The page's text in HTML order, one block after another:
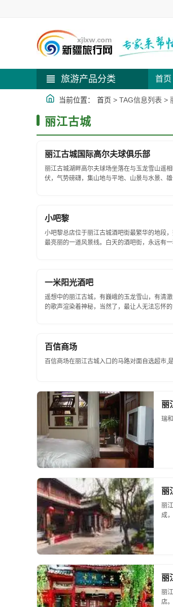
旅游产品分类 首页
当前位置： 首页 > TAG信息列表 >
丽江古城
丽江古城国际高尔夫球俱乐部
丽江古城湖畔高尔夫球场坐落在与玉龙雪山遥
伏，气势磅礴，集山地与平地、山景与水景、
小吧黎
小吧黎总店位于丽江古城酒吧街最繁华的地段
最亮丽的一道风景线。白天的酒吧街，永远有
一米阳光酒吧
遥想中的丽江古城，有巍峨的玉龙雪山，有清
的歌声渲染着神秘，当然了，最让人无法忘怀
百信商场
百信商场在丽江古城入口的马路对面自选超市,
丽
瑞
丽
丽
成
丽
丽
店